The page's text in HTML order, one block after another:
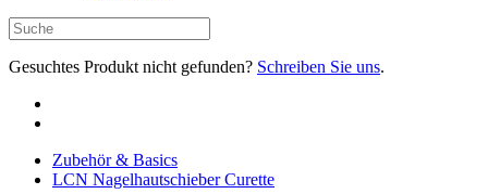
Gesuchtes Produkt nicht gefunden? Schreiben Sie uns.
Zubehör & Basics
LCN Nagelhautschieber Curette